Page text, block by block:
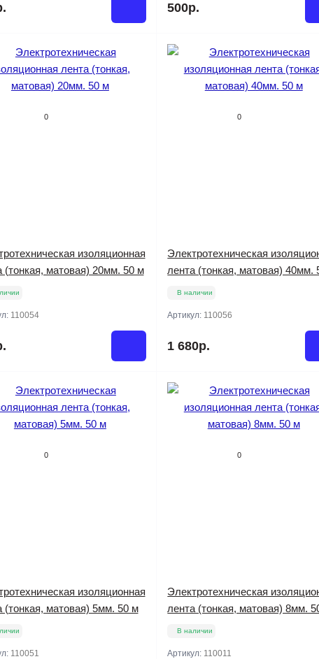
500р.
0
изоляционная
(тонкая, матовая) 20мм. 50 м
110054
0
Электротехническая
лента (тонкая, матовая) 40мм.
В наличии
Артикул: 110056
1 680р.
0
изоляционная
(тонкая, матовая) 5мм. 50 м
110051
0
Электротехническая
лента (тонкая, матовая) 8мм.
В наличии
Артикул: 110011